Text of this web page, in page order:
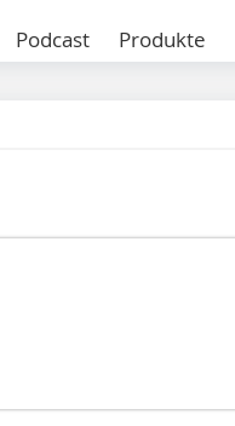
Podcast Produkte